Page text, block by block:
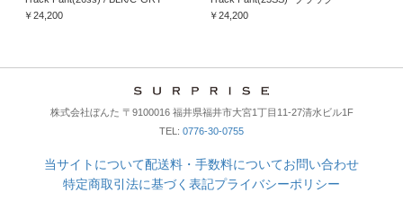
￥24,200
￥24,200
株式会社ぼんた 〒9100016 福井県福井市大宮1丁目11-27清水ビル1F
TEL: 0776-30-0755
当サイトについて配送料・手数料についてお問い合わせ
特定商取引法に基づく表記プライバシーポリシー